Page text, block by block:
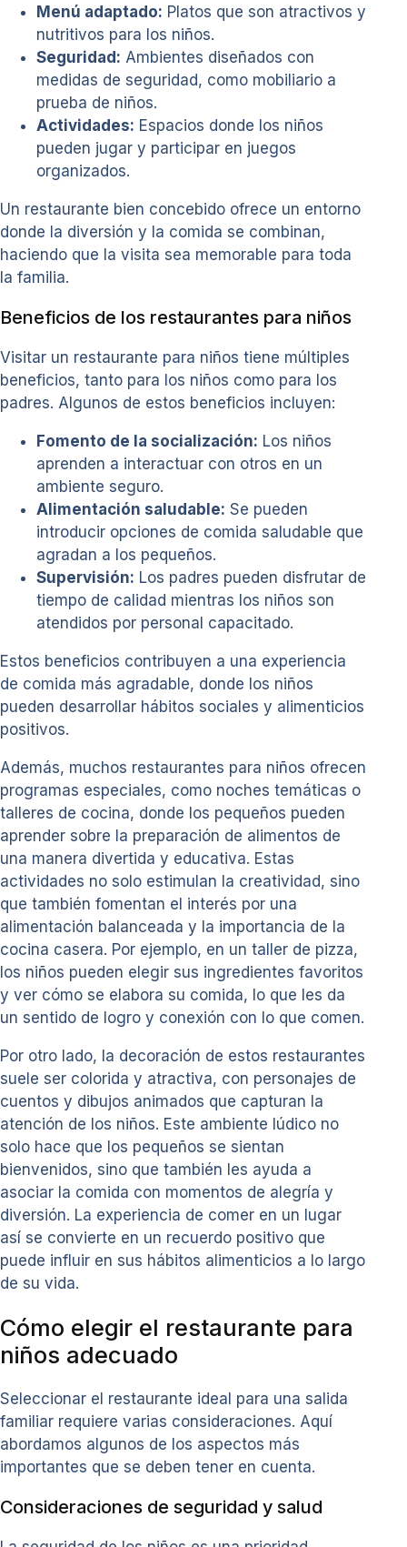
Menú adaptado: Platos que son atractivos y
nutritivos para los niños.
Seguridad: Ambientes diseñados con
medidas de seguridad, como mobiliario a
prueba de niños.
Actividades: Espacios donde los niños
pueden jugar y participar en juegos
organizados.
Un restaurante bien concebido ofrece un entorno
donde la diversión y la comida se combinan,
haciendo que la visita sea memorable para toda
la familia.
Beneficios de los restaurantes para niños
Visitar un restaurante para niños tiene múltiples
beneficios, tanto para los niños como para los
padres. Algunos de estos beneficios incluyen:
Fomento de la socialización: Los niños
aprenden a interactuar con otros en un
ambiente seguro.
Alimentación saludable: Se pueden
introducir opciones de comida saludable que
agradan a los pequeños.
Supervisión: Los padres pueden disfrutar de
tiempo de calidad mientras los niños son
atendidos por personal capacitado.
Estos beneficios contribuyen a una experiencia
de comida más agradable, donde los niños
pueden desarrollar hábitos sociales y alimenticios
positivos.
Además, muchos restaurantes para niños ofrecen
programas especiales, como noches temáticas o
talleres de cocina, donde los pequeños pueden
aprender sobre la preparación de alimentos de
una manera divertida y educativa. Estas
actividades no solo estimulan la creatividad, sino
que también fomentan el interés por una
alimentación balanceada y la importancia de la
cocina casera. Por ejemplo, en un taller de pizza,
los niños pueden elegir sus ingredientes favoritos
y ver cómo se elabora su comida, lo que les da
un sentido de logro y conexión con lo que comen.
Por otro lado, la decoración de estos restaurantes
suele ser colorida y atractiva, con personajes de
cuentos y dibujos animados que capturan la
atención de los niños. Este ambiente lúdico no
solo hace que los pequeños se sientan
bienvenidos, sino que también les ayuda a
asociar la comida con momentos de alegría y
diversión. La experiencia de comer en un lugar
así se convierte en un recuerdo positivo que
puede influir en sus hábitos alimenticios a lo largo
de su vida.
Cómo elegir el restaurante para
niños adecuado
Seleccionar el restaurante ideal para una salida
familiar requiere varias consideraciones. Aquí
abordamos algunos de los aspectos más
importantes que se deben tener en cuenta.
Consideraciones de seguridad y salud